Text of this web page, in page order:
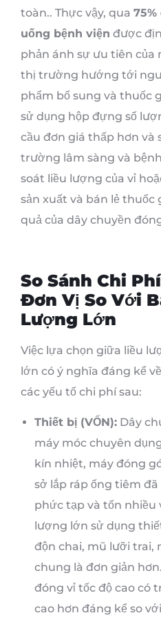
toàn.. Thực vậy, qua
uống bệnh viện được
phản ánh sự ưu tiên của
thị trường hướng tới
phẩm bổ sung và thuốc
sử dụng hộp đựng số
cầu đơn giá thấp hơn và
trường lâm sàng và
soát liều lượng của vỉ
sản xuất và bán lẻ thuốc
quả của dây chuyền
So Sánh Chi
Đơn Vị So Với
Lượng Lớn
Việc lựa chọn giữa liều
lớn có ý nghĩa đáng kể
các yếu tố chi phí sau:
Thiết bị (VỐN): Dây
máy móc chuyên
kín nhiệt, máy đóng
sở lắp ráp ống tiêm
phức tạp và tốn nhiều
lượng lớn sử dụng
độn chai, mũ lưỡi trai,
chung là đơn giản
đóng vỉ tốc độ cao có
cao hơn đáng kể so